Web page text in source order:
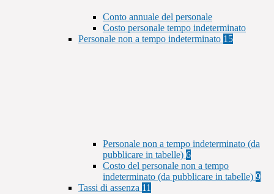
Conto annuale del personale
Costo personale tempo indeterminato
Personale non a tempo indeterminato 15
Personale non a tempo indeterminato (da
pubblicare in tabelle) 6
Costo del personale non a tempo
indeterminato (da pubblicare in tabelle) 9
Tassi di assenza 11